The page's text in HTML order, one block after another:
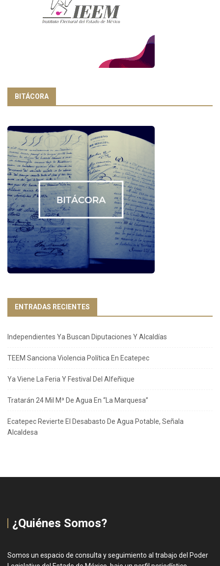
BITÁCORA
ENTRADAS RECIENTES
Independientes Ya Buscan Diputaciones Y Alcaldías
TEEM Sanciona Violencia Política En Ecatepec
Ya Viene La Feria Y Festival Del Alfeñique
Tratarán 24 Mil M³ De Agua En “La Marquesa”
Ecatepec Revierte El Desabasto De Agua Potable, Señala
Alcaldesa
¿Quiénes Somos?
Somos un espacio de consulta y seguimiento al trabajo del Poder